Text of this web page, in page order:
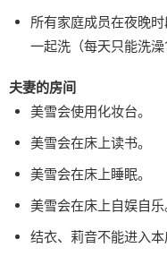
所有家庭成员在夜晚
一起洗（每天只能洗澡
夫妻的房间
美雪会使用化妆台。
美雪会在床上读书。
美雪会在床上睡眠。
美雪会在床上自娱自乐
结衣、莉音不能进入